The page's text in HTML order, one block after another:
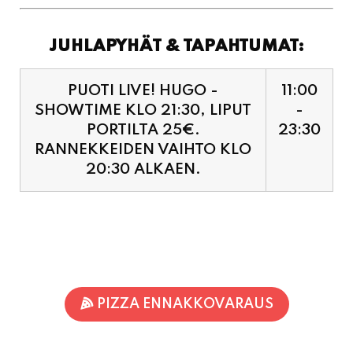
JUHLAPYHÄT & TAPAHTUMAT:
PUOTI LIVE! HUGO -
SHOWTIME KLO 21:30, LIPUT
PORTILTA 25€.
RANNEKKEIDEN VAIHTO KLO
20:30 ALKAEN.
11:00
-
23:30
PIZZA ENNAKKOVARAUS